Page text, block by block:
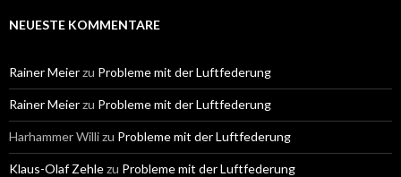
NEUESTE KOMMENTARE
Rainer Meierzu Probleme mit der Luftfederung
Rainer Meierzu Probleme mit der Luftfederung
Harhammer Willizu Probleme mit der Luftfederung
Klaus-Olaf Zehlezu Probleme mit der Luftfederung